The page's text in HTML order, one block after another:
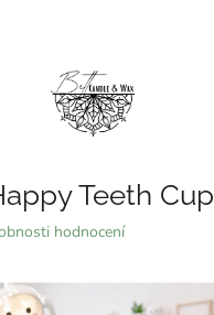
Teeth Cup
hodnocení